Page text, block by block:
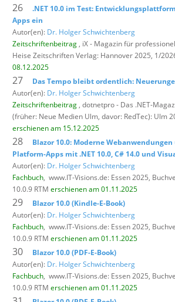
26
.NET 10.0 im Test:
Apps ein
Autor(en): Dr. Holger Schwichtenberg
Zeitschriftenbeitrag , iX - Magazin für
Heise Zeitschriften Verlag: Hannover 2025, 1/
08.12.2025
27
Das Tempo bleibt ordentlich:
Autor(en): Dr. Holger Schwichtenberg
Zeitschriftenbeitrag , dotnetpro - Das .NET-
(früher: Neue Medien Ulm, davor: RedTec): Ulm
erschienen am 15.12.2025
28
Blazor 10.0: Moderne
Platform-Apps mit .NET 10.0, C# 14.0 und
Autor(en): Dr. Holger Schwichtenberg
Fachbuch, www.IT-Visions.de: Essen 2025,
10.0.9 RTM erschienen am 01.11.2025
29
Blazor 10.0 (Kindle-E-Book)
Autor(en): Dr. Holger Schwichtenberg
Fachbuch, www.IT-Visions.de: Essen 2025,
10.0.9 RTM erschienen am 01.11.2025
30
Blazor 10.0 (PDF-E-Book)
Autor(en): Dr. Holger Schwichtenberg
Fachbuch, www.IT-Visions.de: Essen 2025,
10.0.9 RTM erschienen am 01.11.2025